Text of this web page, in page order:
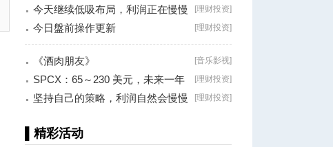
分享会！
[理财投资]
今天继续低吸布局，利润正在慢慢
兑现！
[理财投资]
今日盤前操作更新
[音乐影视]
《酒肉朋友》
[理财投资]
SPCX：65～230 美元，未来一年
最大的机会？
[理财投资]
坚持自己的策略，利润自然会慢慢
▌精彩活动